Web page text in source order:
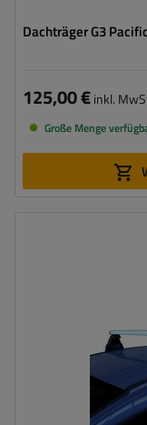
Dachträger G3
125,00 €inkl.
Große Menge